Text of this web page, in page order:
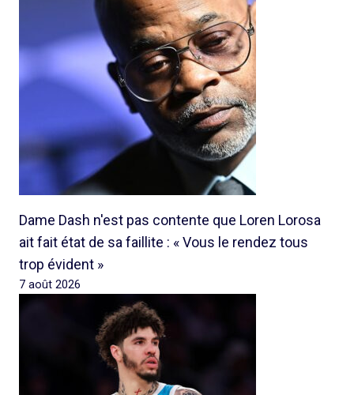
Dame Dash n'est pas contente que Loren Lorosa
ait fait état de sa faillite : « Vous le rendez tous
trop évident »
7 août 2026